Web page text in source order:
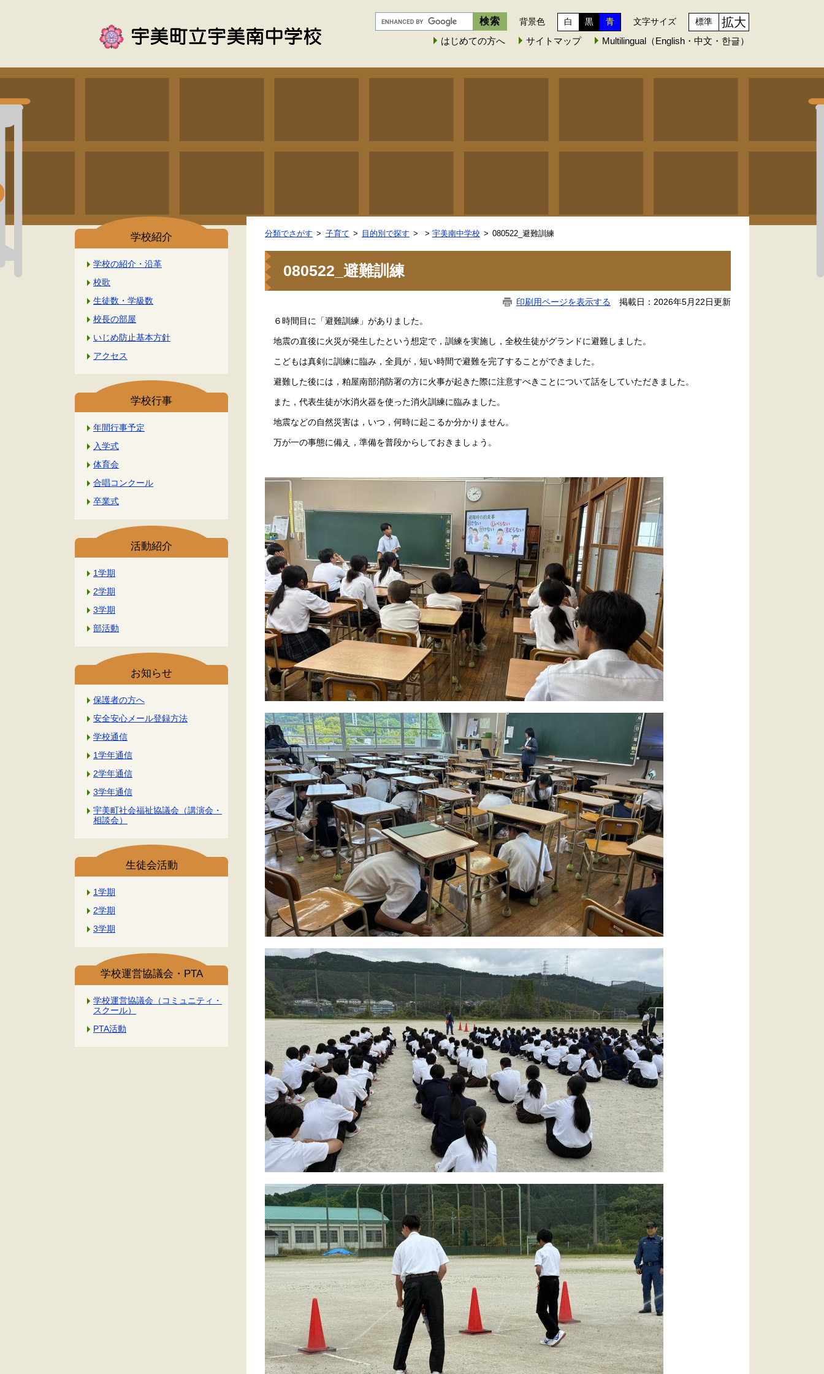
背景色 白 黒 青 文字サイズ 標準 拡大
はじめての方へ サイトマップ Multilingual（English・中文・한글）
学校紹介
学校の紹介・沿革
校歌
生徒数・学級数
校長の部屋
いじめ防止基本方針
アクセス
学校行事
年間行事予定
入学式
体育会
合唱コンクール
卒業式
活動紹介
1学期
2学期
3学期
部活動
お知らせ
保護者の方へ
安全安心メール登録方法
学校通信
1学年通信
2学年通信
3学年通信
宇美町社会福祉協議会（講演会・
相談会）
生徒会活動
1学期
2学期
3学期
学校運営協議会・PTA
学校運営協議会（コミュニティ・
スクール）
PTA活動
分類でさがす 子育て 目的別で探す > 宇美南中学校 080522_避難訓練
080522_避難訓練
印刷用ページを表示する 掲載日：2026年5月22日更新
６時間目に「避難訓練」がありました。
地震の直後に火災が発生したという想定で，訓練を実施し，全校生徒がグランドに避難しました。
こどもは真剣に訓練に臨み，全員が，短い時間で避難を完了することができました。
避難した後には，粕屋南部消防署の方に火事が起きた際に注意すべきことについて話をしていただきました。
また，代表生徒が水消火器を使った消火訓練に臨みました。
地震などの自然災害は，いつ，何時に起こるか分かりません。
万が一の事態に備え，準備を普段からしておきましょう。